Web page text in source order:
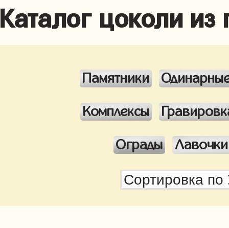
цоколи
Памятники
Комплексы
Ограды